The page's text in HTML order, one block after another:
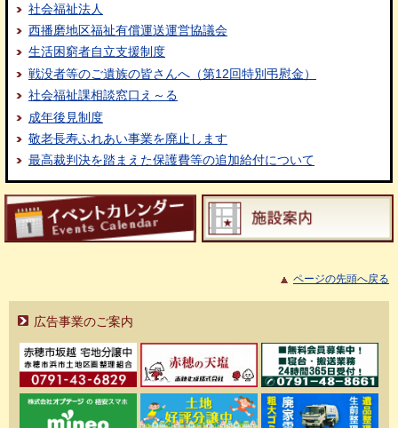
社会福祉法人
西播磨地区福祉有償運送運営協議会
生活困窮者自立支援制度
戦没者等のご遺族の皆さんへ（第12回特別弔慰金）
社会福祉課相談窓口え～る
成年後見制度
敬老長寿ふれあい事業を廃止します
最高裁判決を踏まえた保護費等の追加給付について
ページの先頭へ戻る
広告事業のご案内